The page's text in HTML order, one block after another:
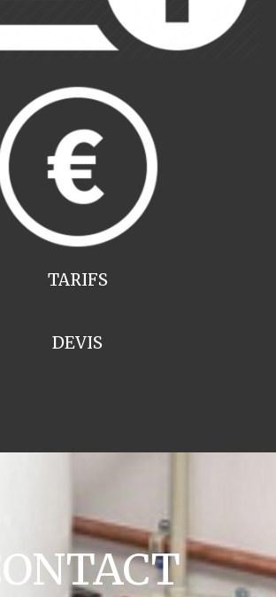
TARIFS
DEVIS
CONTACT